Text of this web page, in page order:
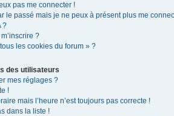
pas me connecter !
le passé mais je ne peux à présent plus me
?
?
les cookies du forum » ?
des utilisateurs
mes réglages ?
!
mais l’heure n’est toujours pas correcte !
dans la liste !